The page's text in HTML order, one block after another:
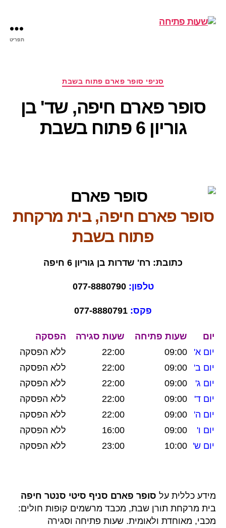
תפריט
קטגוריות
סניפי סופר פארם פתוח בשבת
סופר פארם חיפה, שד' בן
גוריון 6 פתוח בשבת
סופר פארם חיפה, בית מרקחת
פתוח בשבת
כתובת: רח' שדרות בן גוריון 6 חיפה
טלפון:077-8880790
פקס:
יום שעות פתיחה שעות סגירה
הפסקה
יום א'
09:00
22:00
ללא הפסקה
יום ב'
09:00
22:00
ללא הפסקה
יום ג'
09:00
22:00
ללא הפסקה
יום ד'
09:00
22:00
ללא הפסקה
יום ה'
09:00
22:00
ללא הפסקה
יום ו'
09:00
16:00
ללא הפסקה
יום ש' 10:00
23:00 ללא הפסקה
מידע כללית על סופר פארם סניף סיטי סנטר חיפה
בית מרקחת תורן שבת, מכבד מרשמים קופות חולים:
מכבי, מאוחדת ולאומית. שעות פתיחה וסגירה